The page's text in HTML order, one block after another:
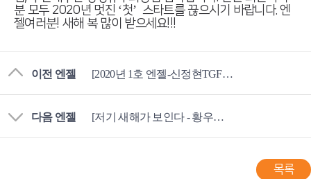
분 모두 2020년 멋진 ‘첫’ 스타트를 끊으시기 바랍니다. 엔
젤여러분! 새해 복 많이 받으세요!!!
이전 엔젤 [2020년 1호 엔젤-신정현TGF GOLF 대표]
다음 엔젤 [저기 새해가 보인다 - 황우곤엔젤님]
목록